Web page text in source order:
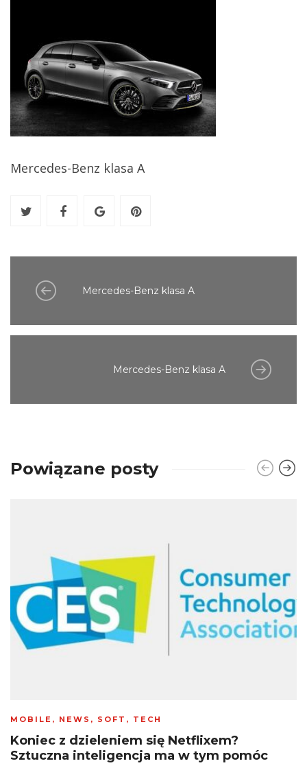
Mercedes-Benz klasa A
Mercedes-Benz klasa A
Mercedes-Benz klasa A
Powiązane posty
MOBILE , NEWS , SOFT , TECH
Koniec z dzieleniem się Netflixem?
Sztuczna inteligencja ma w tym pomóc